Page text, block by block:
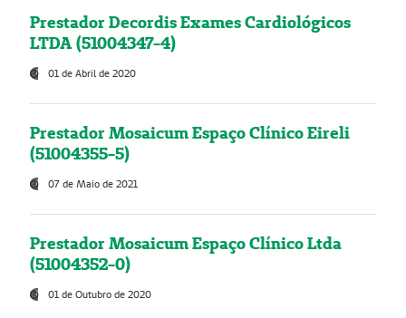
Prestador Decordis Exames Cardiológicos
LTDA (51004347-4)
01 de Abril de 2020
Prestador Mosaicum Espaço Clínico Eireli
(51004355-5)
07 de Maio de 2021
Prestador Mosaicum Espaço Clínico Ltda
(51004352-0)
01 de Outubro de 2020